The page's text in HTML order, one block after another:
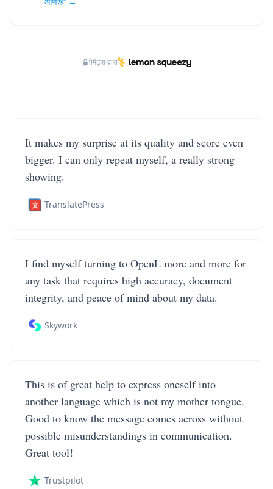
पेमेंट्स द्वारा
It makes my surprise at its quality and score even
bigger. I can only repeat myself, a really strong
showing.
TranslatePress
I find myself turning to OpenL more and more for
any task that requires high accuracy, document
integrity, and peace of mind about my data.
Skywork
This is of great help to express oneself into
another language which is not my mother tongue.
Good to know the message comes across without
possible misunderstandings in communication.
Great tool!
Trustpilot